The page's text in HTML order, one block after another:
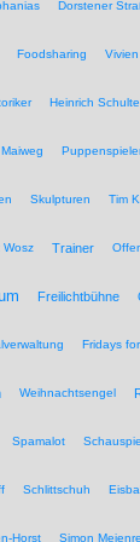
Dorstener
Foodsharing
Heinrich
Skulpturen Tim
Wosz Trainer
Freilichtbühne
Fridays
Weihnachtsengel
Spamalot
Schlittschuh
Horst Simon